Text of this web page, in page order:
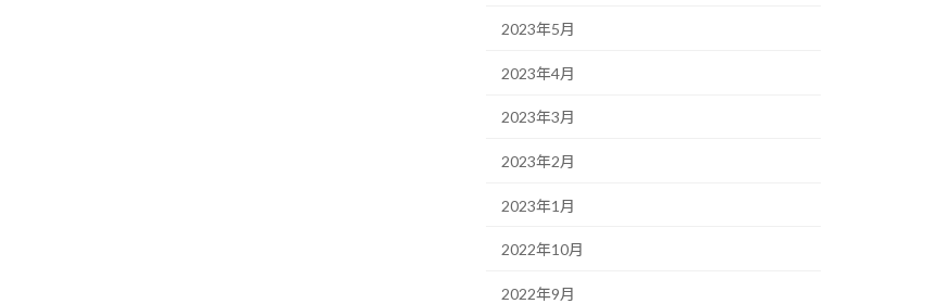
2023年5月
2023年4月
2023年3月
2023年2月
2023年1月
2022年10月
2022年9月